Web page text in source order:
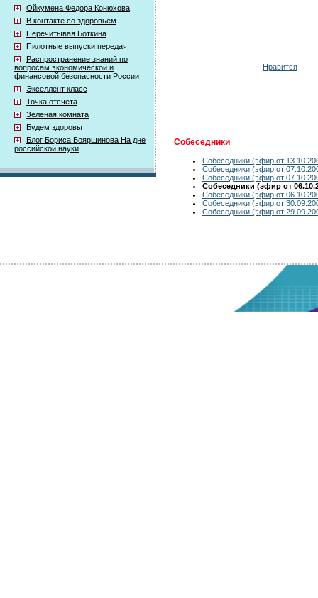
Ойкумена Федора Конюхова
В контакте со здоровьем
Перечитывая Боткина
Пилотные выпуски передач
Распространение знаний по
вопросам экономической и
финансовой безопасности России
Экселлент класс
Точка отсчета
Зеленая комната
Будем здоровы
Блог Бориса Бояршинова На дне
российской науки
Нравится
Собеседники
Собеседники (эфир от
Собеседники (эфир от
Собеседники (эфир от
Собеседники (эфир от
Собеседники (эфир от
Собеседники (эфир от
Собеседники (эфир от